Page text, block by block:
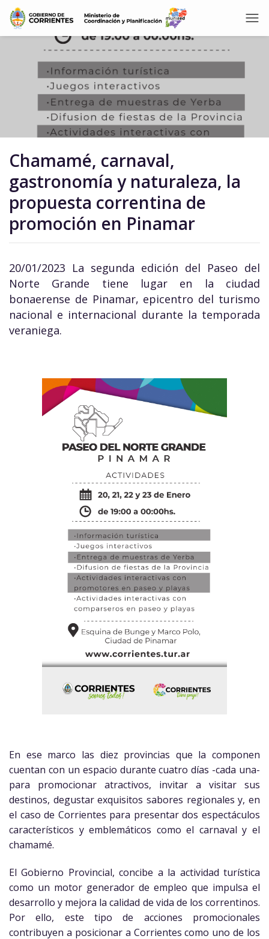
Chamamé, carnaval,
gastronomía y naturaleza, la
propuesta correntina de
promoción en Pinamar
20/01/2023 La segunda edición del Paseo del
Norte Grande tiene lugar en la ciudad
bonaerense de Pinamar, epicentro del turismo
nacional e internacional durante la temporada
veraniega.
En ese marco las diez provincias que la componen
cuentan con un espacio durante cuatro días -cada una-
para promocionar atractivos, invitar a visitar sus
destinos, degustar exquisitos sabores regionales y, en
el caso de Corrientes para presentar dos espectáculos
característicos y emblemáticos como el carnaval y el
chamamé.
El Gobierno Provincial, concibe a la actividad turística
como un motor generador de empleo que impulsa el
desarrollo y mejora la calidad de vida de los correntinos.
Por ello, este tipo de acciones promocionales
contribuyen a posicionar a Corrientes como uno de los